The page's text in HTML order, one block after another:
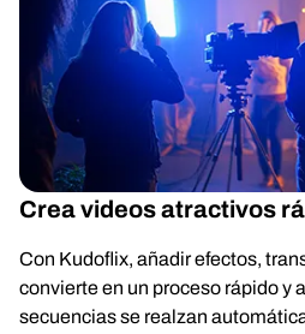
Crea videos atractivos
Con Kudoflix, añadir efectos,
convierte en un proceso rápido y
secuencias se realzan